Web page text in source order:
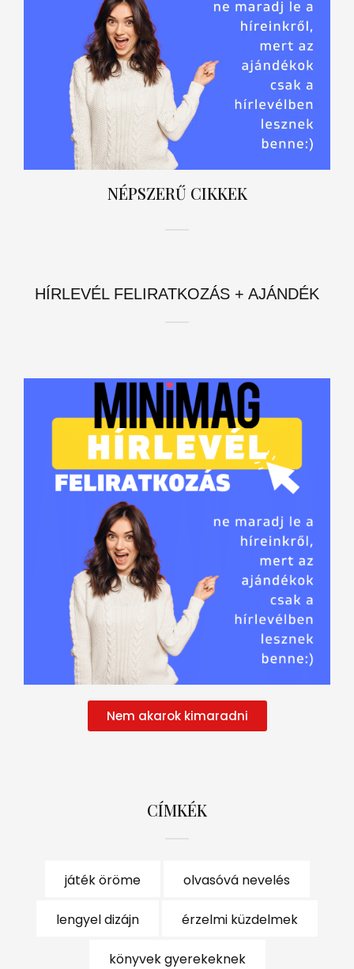
NÉPSZERŰ CIKKEK
HÍRLEVÉL FELIRATKOZÁS + AJÁNDÉK
Nem akarok kimaradni
CÍMKÉK
játék öröme olvasóvá nevelés
lengyel dizájn érzelmi küzdelmek
könyvek gyerekeknek